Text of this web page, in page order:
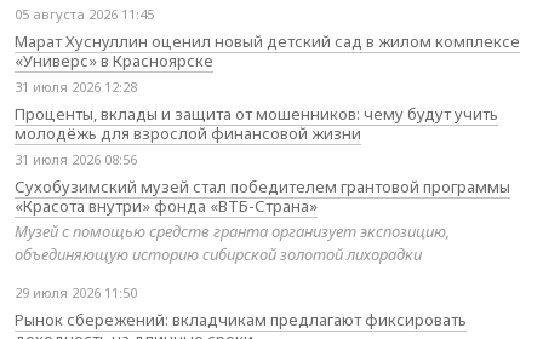
05 августа 2026 11:45
Марат Хуснуллин оценил новый детский сад в жилом комплексе
«Универс» в Красноярске
31 июля 2026 12:28
Проценты, вклады и защита от мошенников: чему будут учить
молодёжь для взрослой финансовой жизни
31 июля 2026 08:56
Сухобузимский музей стал победителем грантовой программы
«Красота внутри» фонда «ВТБ-Страна»
Музей с помощью средств гранта организует экспозицию,
объединяющую историю сибирской золотой лихорадки
29 июля 2026 11:50
Рынок сбережений: вкладчикам предлагают фиксировать